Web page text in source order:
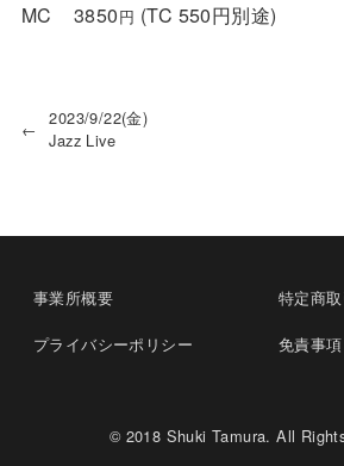
MC
3850円 TC 550円別途
←
2023/9/22(金)
Jazz Live
事業所概要 特定商
プライバシーポリシー 免責事項
© 2018 Shuki Tamura. All